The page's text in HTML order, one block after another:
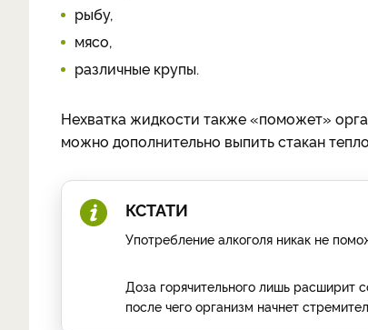
рыбу,
мясо,
различные крупы.
Нехватка жидкости также «поможет»
можно дополнительно выпить стакан
КСТАТИ
Употребление алкоголя никак не
Доза горячительного лишь расширит
после чего организм начнет